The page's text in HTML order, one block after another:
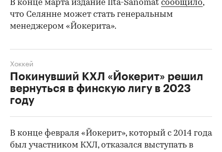
В конце марта издание Ilta-Sanomat сообщило,
что Селянне может стать генеральным
менеджером «Йокерита».
/ 00:00
Покинувший КХЛ «Йокерит» решил
вернуться в финскую лигу в 2023
году
Хоккей
В конце февраля «Йокерит», который с 2014 года
был участником КХЛ, отказался выступать в